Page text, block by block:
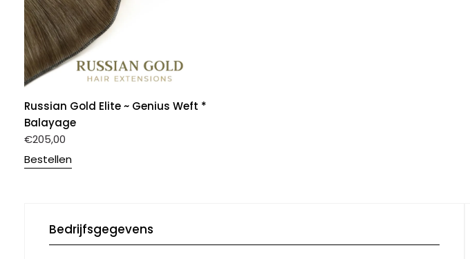
Russian Gold Elite ~ Genius Weft *
Balayage
€205,00
Bestellen
Bedrijfsgegevens